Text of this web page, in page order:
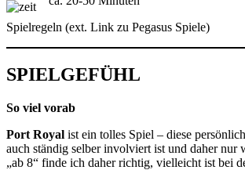
Spielregeln (ext. Link zu Pegasus Spiele)
SPIELGEFÜHL
So viel vorab
Port Royal ist ein tolles Spiel – diese
auch ständig selber involviert ist und daher
„ab 8“ finde ich daher richtig, vielleicht ist bei